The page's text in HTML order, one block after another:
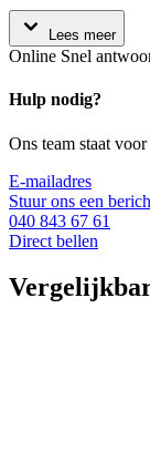
Lees meer
Online Snel
Hulp nodig?
Ons team staat
E-mailadres
Stuur ons een
040 843 67 61
Direct bellen